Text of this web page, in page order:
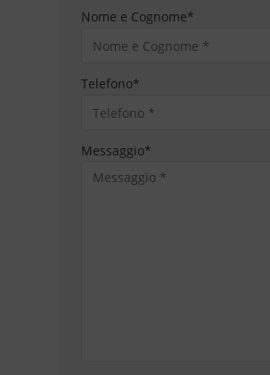
Nome e Cognome*
Telefono*
Messaggio*